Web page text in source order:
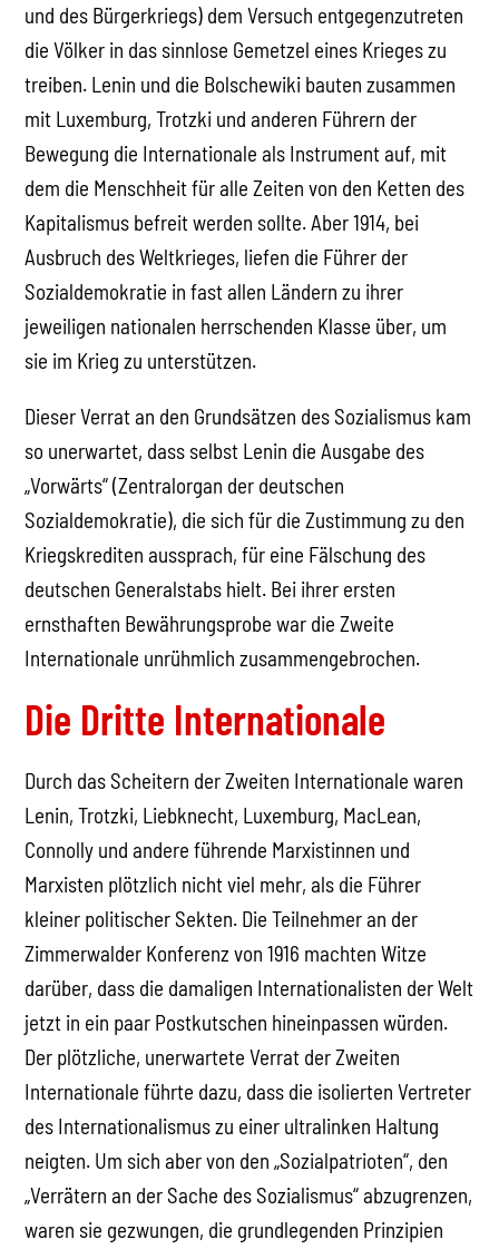
und des Bürgerkriegs) dem Versuch entgegenzutreten
die Völker in das sinnlose Gemetzel eines Krieges zu
treiben. Lenin und die Bolschewiki bauten zusammen
mit Luxemburg, Trotzki und anderen Führern der
Bewegung die Internationale als Instrument auf, mit
dem die Menschheit für alle Zeiten von den Ketten des
Kapitalismus befreit werden sollte. Aber 1914, bei
Ausbruch des Weltkrieges, liefen die Führer der
Sozialdemokratie in fast allen Ländern zu ihrer
jeweiligen nationalen herrschenden Klasse über, um
sie im Krieg zu unterstützen.
Dieser Verrat an den Grundsätzen des Sozialismus kam
so unerwartet, dass selbst Lenin die Ausgabe des
„Vorwärts“ (Zentralorgan der deutschen
Sozialdemokratie), die sich für die Zustimmung zu den
Kriegskrediten aussprach, für eine Fälschung des
deutschen Generalstabs hielt. Bei ihrer ersten
ernsthaften Bewährungsprobe war die Zweite
Internationale unrühmlich zusammengebrochen.
Die Dritte Internationale
Durch das Scheitern der Zweiten Internationale waren
Lenin, Trotzki, Liebknecht, Luxemburg, MacLean,
Connolly und andere führende Marxistinnen und
Marxisten plötzlich nicht viel mehr, als die Führer
kleiner politischer Sekten. Die Teilnehmer an der
Zimmerwalder Konferenz von 1916 machten Witze
darüber, dass die damaligen Internationalisten der Welt
jetzt in ein paar Postkutschen hineinpassen würden.
Der plötzliche, unerwartete Verrat der Zweiten
Internationale führte dazu, dass die isolierten Vertreter
des Internationalismus zu einer ultralinken Haltung
neigten. Um sich aber von den „Sozialpatrioten“, den
„Verrätern an der Sache des Sozialismus“ abzugrenzen,
waren sie gezwungen, die grundlegenden Prinzipien